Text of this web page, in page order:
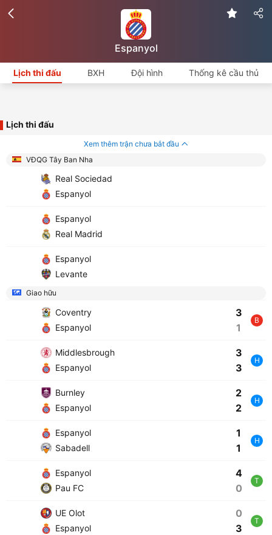
Espanyol
Lịch thi đấu BXH Đội hình Thống kê cầu thủ
Lịch thi đấu
Xem thêm trận chưa bắt đầu
VĐQG Tây Ban Nha
Real Sociedad
Espanyol
Espanyol
Real Madrid
Espanyol
Levante
Giao hữu
Coventry
Espanyol
3
1
B
Middlesbrough
Espanyol
3
3
H
Burnley
Espanyol
2
2
H
Espanyol
Sabadell
1
1
H
Espanyol
Pau FC
4
0
T
UE Olot
Espanyol
0
3
T